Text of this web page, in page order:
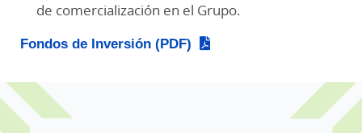
de comercialización en el Grupo.
Fondos de Inversión (PDF)